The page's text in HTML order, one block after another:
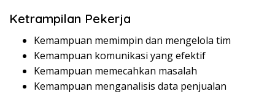
Ketrampilan Pekerja
Kemampuan memimpin dan mengelola tim
Kemampuan komunikasi yang efektif
Kemampuan memecahkan masalah
Kemampuan menganalisis data penjualan